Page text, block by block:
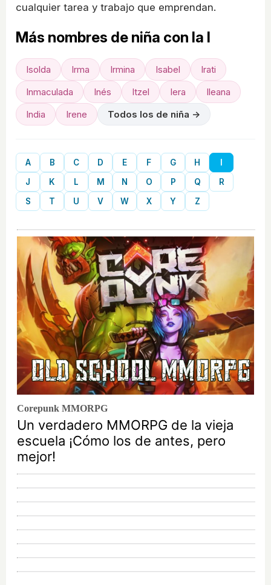
cualquier tarea y trabajo que emprendan.
Más nombres de niña con la I
Isolda Irma Irmina Isabel
Irati
Inmaculada
Inés Itzel Iera
Ileana
India
Irene Todos los de niña →
A B C D E F G H
J
K L M N O P Q
R
S
T U V W X Y Z
Corepunk MMORPG
Un verdadero MMORPG de la vieja
escuela ¡Cómo los de antes, pero
mejor!